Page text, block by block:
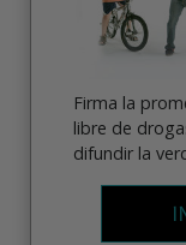
Firma la
libre de
difundir la